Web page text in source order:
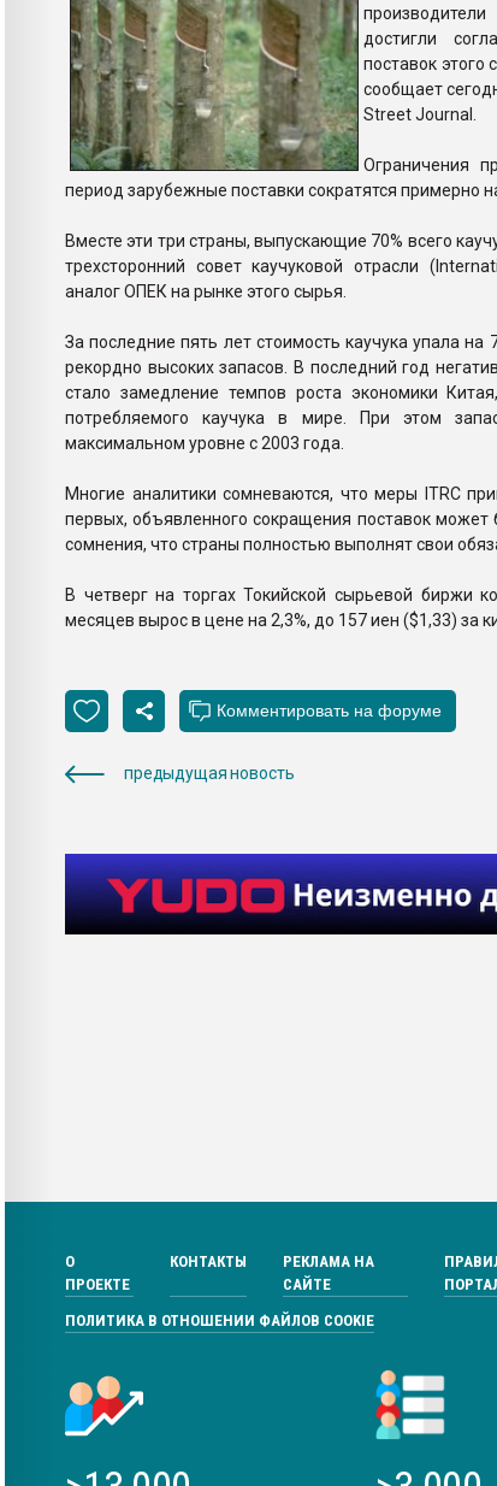
достигли
поставок
сообщает
Street Journal.
Ограничения
период зарубежные поставки сократятся примерно
Вместе эти три страны, выпускающие 70% всего
трехсторонний совет каучуковой отрасли
аналог ОПЕК на рынке этого сырья.
За последние пять лет стоимость каучука упала на
рекордно высоких запасов. В последний год
стало замедление темпов роста экономики
потребляемого каучука в мире. При этом
максимальном уровне с 2003 года.
Многие аналитики сомневаются, что меры ITRC
первых, объявленного сокращения поставок может
сомнения, что страны полностью выполнят свои
В четверг на торгах Токийской сырьевой биржи
месяцев вырос в цене на 2,3%, до 157 иен ($1,33) за
предыдущая новость
О
ПРОЕКТЕ
КОНТАКТЫ
РЕКЛАМА НА
САЙТЕ
ПОЛИТИКА В ОТНОШЕНИИ ФАЙЛОВ COOKIE